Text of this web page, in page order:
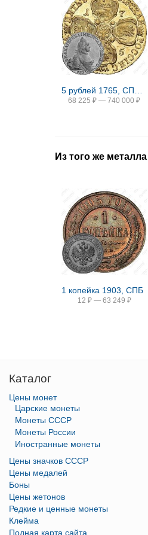
68 225 ₽ — 740 000 ₽
Из того же металла
1 копейка 1903, СПБ
12 ₽ — 63 249 ₽
Каталог
Цены монет
Царские монеты
Монеты СССР
Монеты России
Иностранные монеты
Цены значков СССР
Цены медалей
Боны
Цены жетонов
Редкие и ценные монеты
Клейма
Полная карта сайта